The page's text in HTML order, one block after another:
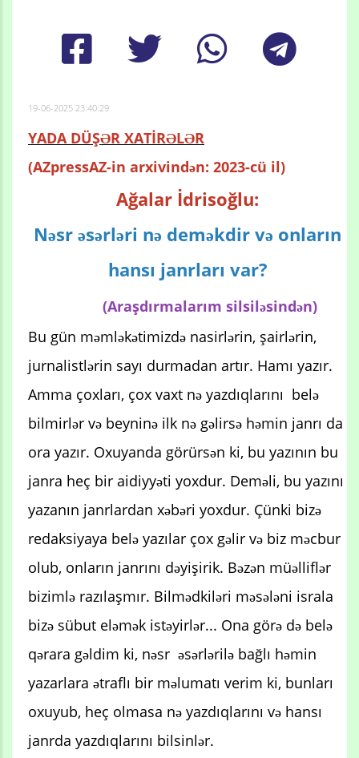
19-06-2025 23:40:29
YADA DÜŞƏR XATİRƏLƏR
(AZpressAZ-in arxivindən: 2023-cü il)
Ağalar İdrisoğlu:
Nəsr əsərləri nə deməkdir və onların
hansı janrları var?
(Araşdırmalarım silsiləsindən)
Bu gün məmləkətimizdə nasirlərin, şairlərin,
jurnalistlərin sayı durmadan artır. Hamı yazır.
Amma çoxları, çox vaxt nə yazdıqlarını belə
bilmirlər və beyninə ilk nə gəlirsə həmin janrı da
ora yazır. Oxuyanda görürsən ki, bu yazının bu
janra heç bir aidiyyəti yoxdur. Deməli, bu yazını
yazanın janrlardan xəbəri yoxdur. Çünki bizə
redaksiyaya belə yazılar çox gəlir və biz məcbur
olub, onların janrını dəyişirik. Bəzən müəlliflər
bizimlə razılaşmır. Bilmədkiləri məsələni israla
bizə sübut eləmək istəyirlər... Ona görə də belə
qərara gəldim ki, nəsr əsərlərilə bağlı həmin
yazarlara ətraflı bir məlumatı verim ki, bunları
oxuyub, heç olmasa nə yazdıqlarını və hansı
janrda yazdıqlarını bilsinlər.